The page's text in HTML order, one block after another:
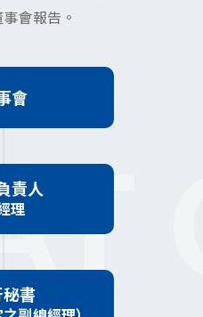
會報告。
會
責人
理
書